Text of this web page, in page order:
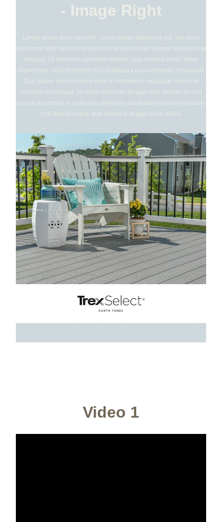
- Image Right
Lorem ipsum dolor sit amet, consectetuer adipiscing elit, sed diam
nonummy nibh euismod tincidunt ut laoreet dolore magna aliquam erat
volutpat. Ut wisi enim ad minim veniam, quis nostrud exerci tation
ullamcorper suscipit lobortis nisl ut aliquip ex ea commodo consequat.
Duis autem vel eum iriure dolor in hendrerit in vulputate velit esse
molestie consequat, vel illum dolore eu feugiat nulla facilisis at vero
eros et accumsan et iusto odio dignissim qui blandit praesent luptatum
zzril delenit augue duis dolore te feugait nulla facilisi.
Video 1